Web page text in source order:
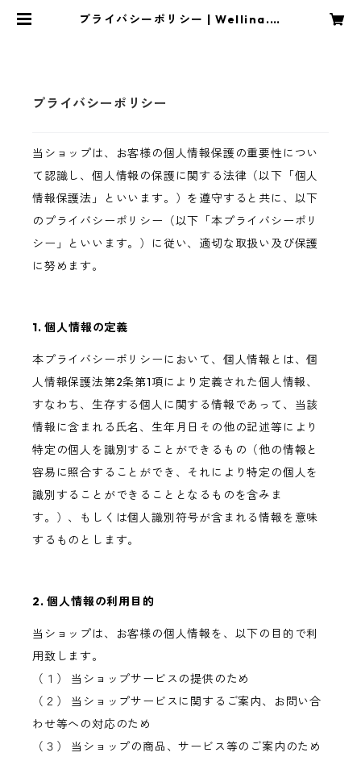
プライバシーポリシー | Wellina.公
プライバシーポリシー
当ショップは、お客様の個人情報保護の重要性につい
て認識し、個人情報の保護に関する法律（以下「個人
情報保護法」といいます。）を遵守すると共に、以下
のプライバシーポリシー（以下「本プライバシーポリ
シー」といいます。）に従い、適切な取扱い及び保護
に努めます。
1. 個人情報の定義
本プライバシーポリシーにおいて、個人情報とは、個
人情報保護法第2条第1項により定義された個人情報、
すなわち、生存する個人に関する情報であって、当該
情報に含まれる氏名、生年月日その他の記述等により
特定の個人を識別することができるもの（他の情報と
容易に照合することができ、それにより特定の個人を
識別することができることとなるものを含みま
す。）、もしくは個人識別符号が含まれる情報を意味
するものとします。
2. 個人情報の利用目的
当ショップは、お客様の個人情報を、以下の目的で利
用致します。
（１） 当ショップサービスの提供のため
（２） 当ショップサービスに関するご案内、お問い合
わせ等への対応のため
（３） 当ショップの商品、サービス等のご案内のため